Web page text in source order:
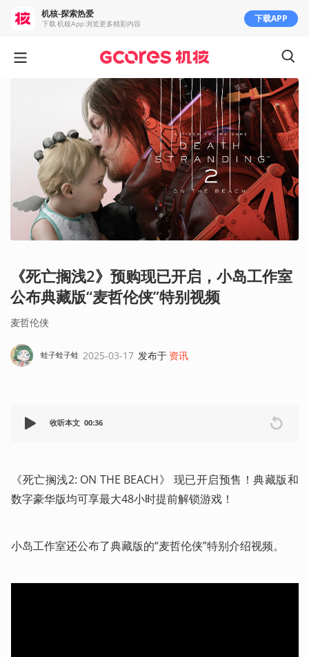
《死亡搁浅2》预购现已开启，小岛工作室
公布典藏版“麦哲伦侠”特别视频
麦哲伦侠
蛙子蛙子蛙 2025-03-17 发布于 资讯
收听本文 00:36
《死亡搁浅2: ON THE BEACH》 现已开启预售！典藏版和
数字豪华版均可享最大48小时提前解锁游戏！
小岛工作室还公布了典藏版的“麦哲伦侠”特别介绍视频。
机核-探索热爱
下载 机核App 浏览更多精彩内容 下载APP